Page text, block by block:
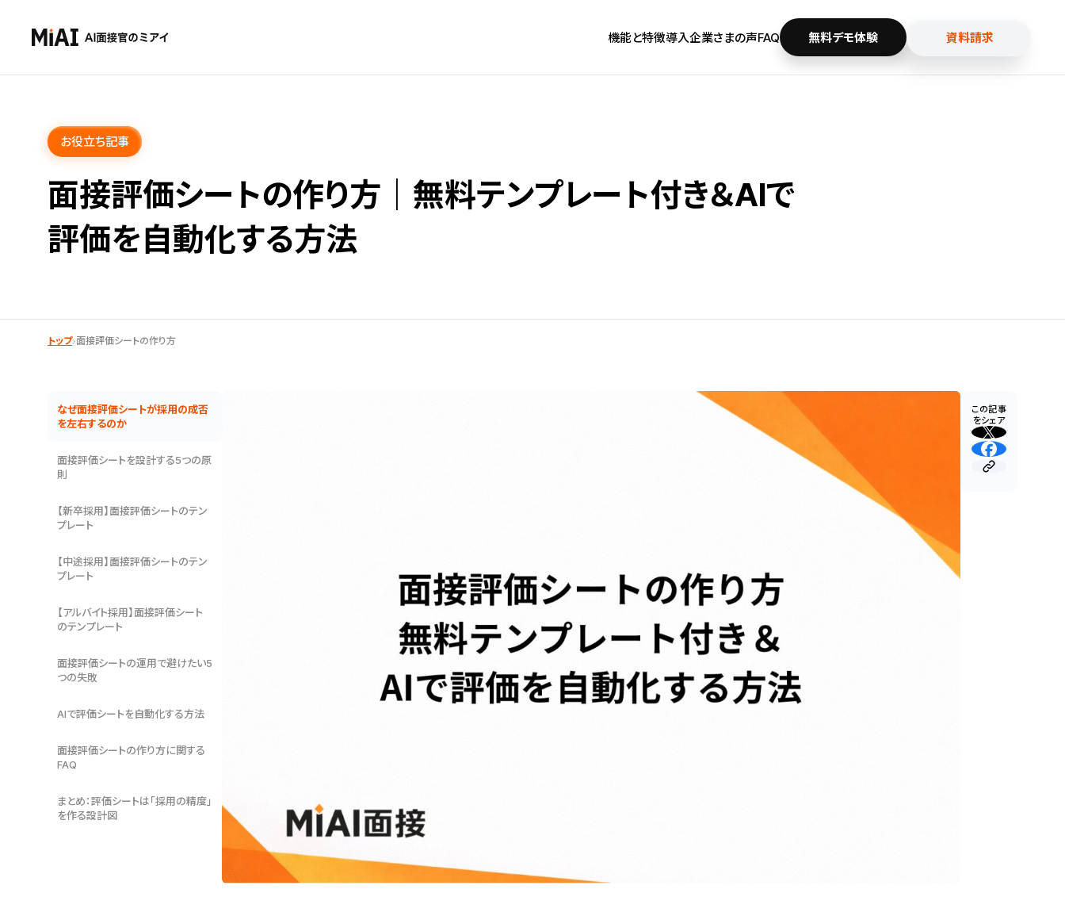
機能と特徴導入企業さまの声FAQ 無料デモ体験 資料請求
お役立ち記事
面接評価シートの作り方｜無料テンプレート付き＆AIで
評価を自動化する方法
トップ›面接評価シートの作り方
なぜ面接評価シートが採用の成否
を左右するのか
面接評価シートを設計する5つの原
則
【新卒採用】面接評価シートのテン
プレート
【中途採用】面接評価シートのテン
プレート
【アルバイト採用】面接評価シート
のテンプレート
面接評価シートの運用で避けたい5
つの失敗
AIで評価シートを自動化する方法
面接評価シートの作り方に関する
FAQ
まとめ：評価シートは「採用の精度」
を作る設計図
この記事
をシェア